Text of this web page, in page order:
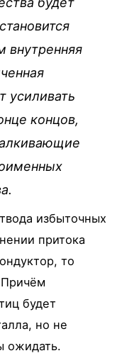
внутренняя
усиливать
концов,
избыточных
притока
то
будет
но не
ожидать.